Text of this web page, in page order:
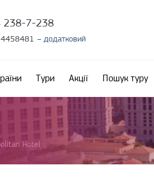
238-7-238
– додатковий
Тури Акції Пошук туру
Hotel